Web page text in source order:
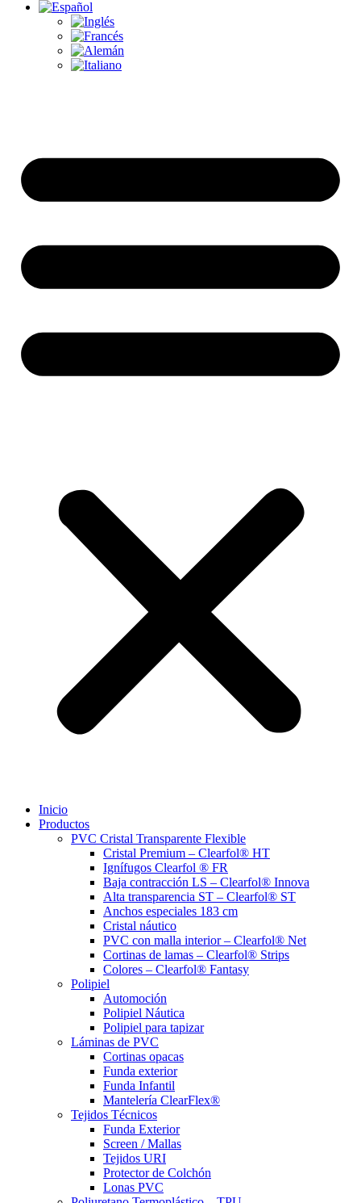
Inicio
Productos
PVC Cristal Transparente Flexible
Cristal Premium – Clearfol® HT
Ignífugos Clearfol ® FR
Baja contracción LS – Clearfol® Innova
Alta transparencia ST – Clearfol® ST
Anchos especiales 183 cm
Cristal náutico
PVC con malla interior – Clearfol® Net
Cortinas de lamas – Clearfol® Strips
Colores – Clearfol® Fantasy
Polipiel
Automoción
Polipiel Náutica
Polipiel para tapizar
Láminas de PVC
Cortinas opacas
Funda exterior
Funda Infantil
Mantelería ClearFlex®
Tejidos Técnicos
Funda Exterior
Screen / Mallas
Tejidos URI
Protector de Colchón
Lonas PVC